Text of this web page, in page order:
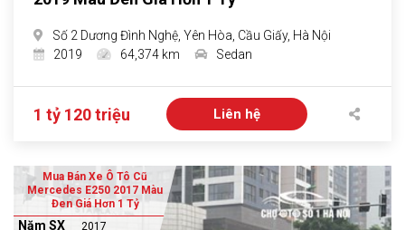
Số 2 Dương Đình Nghệ, Yên Hòa, Cầu Giấy, Hà Nội
2019
64,374 km Sedan
1 tỷ 120 triệu Liên hệ
Mua Bán Xe Ô Tô Cũ
Mercedes E250 2017 Màu
Đen Giá Hơn 1 Tỷ
Năm SX 2017